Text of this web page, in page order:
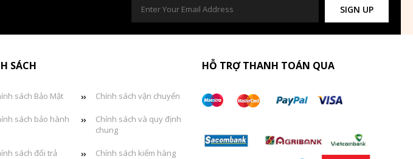
SIGN UP
SÁCH
sách Bảo Mật Chính sách vận chuyển
sách bảo hành
Chính sách và quy định
chung
sách đổi trả Chính sách kiểm hàng
HỖ TRỢ THANH TOÁN QUA